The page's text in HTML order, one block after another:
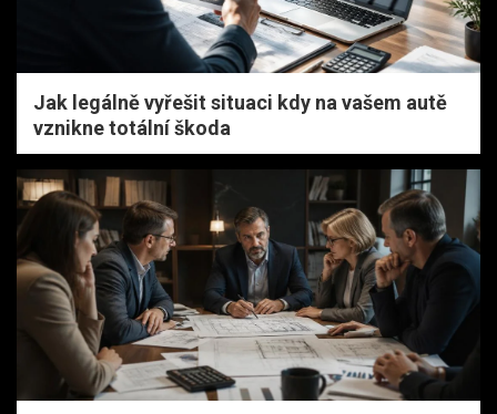
Jak legálně vyřešit situaci kdy na vašem autě
vznikne totální škoda